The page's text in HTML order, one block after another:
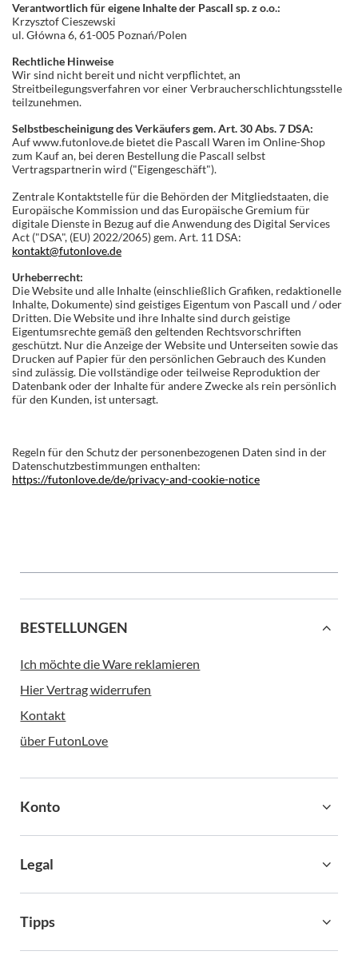
Verantwortlich für eigene Inhalte der Pascall sp. z o.o.:
Krzysztof Cieszewski
ul. Główna 6, 61-005 Poznań/Polen
Rechtliche Hinweise
Wir sind nicht bereit und nicht verpflichtet, an
Streitbeilegungsverfahren vor einer Verbraucherschlichtungsstelle
teilzunehmen.
Selbstbescheinigung des Verkäufers gem. Art. 30 Abs. 7 DSA:
Auf www.futonlove.de bietet die Pascall Waren im Online-Shop
zum Kauf an, bei deren Bestellung die Pascall selbst
Vertragspartnerin wird ("Eigengeschäft").
Zentrale Kontaktstelle für die Behörden der Mitgliedstaaten, die
Europäische Kommission und das Europäische Gremium für
digitale Dienste in Bezug auf die Anwendung des Digital Services
Act ("DSA", (EU) 2022/2065) gem. Art. 11 DSA:
kontakt@futonlove.de
Urheberrecht:
Die Website und alle Inhalte (einschließlich Grafiken, redaktionelle
Inhalte, Dokumente) sind geistiges Eigentum von Pascall und / oder
Dritten. Die Website und ihre Inhalte sind durch geistige
Eigentumsrechte gemäß den geltenden Rechtsvorschriften
geschützt. Nur die Anzeige der Website und Unterseiten sowie das
Drucken auf Papier für den persönlichen Gebrauch des Kunden
sind zulässig. Die vollständige oder teilweise Reproduktion der
Datenbank oder der Inhalte für andere Zwecke als rein persönlich
für den Kunden, ist untersagt.
Regeln für den Schutz der personenbezogenen Daten sind in der
Datenschutzbestimmungen enthalten:
https://futonlove.de/de/privacy-and-cookie-notice
BESTELLUNGEN
Ich möchte die Ware reklamieren
Hier Vertrag widerrufen
Kontakt
über FutonLove
Konto
Legal
Tipps